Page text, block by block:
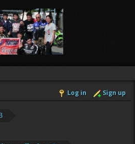
Log in Sign up